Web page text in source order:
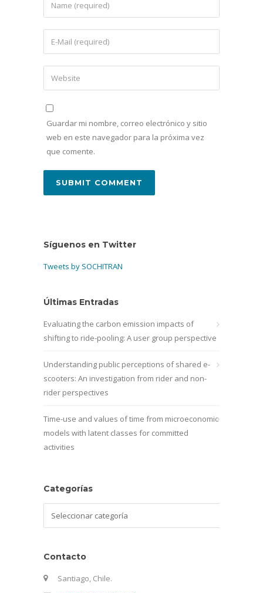
Guardar mi nombre, correo electrónico y sitio
web en este navegador para la próxima vez
que comente.
Síguenos en Twitter
Tweets by SOCHITRAN
Últimas Entradas
Evaluating the carbon emission impacts of
shifting to ride-pooling: A user group perspective
Understanding public perceptions of shared e-
scooters: An investigation from rider and non-
rider perspectives
Time-use and values of time from microeconomic
models with latent classes for committed
activities
Categorías
Contacto
Santiago, Chile.